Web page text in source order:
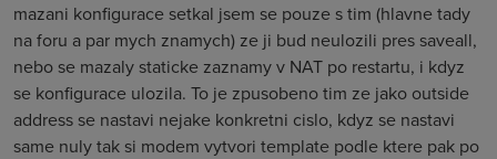
mazani konfigurace setkal jsem se pouze s tim (hlavne tady
na foru a par mych znamych) ze ji bud neulozili pres saveall,
nebo se mazaly staticke zaznamy v NAT po restartu, i kdyz
se konfigurace ulozila. To je zpusobeno tim ze jako outside
address se nastavi nejake konkretni cislo, kdyz se nastavi
same nuly tak si modem vytvori template podle ktere pak po